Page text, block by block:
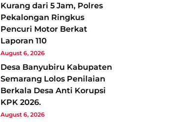
Kurang dari 5 Jam, Polres
Pekalongan Ringkus
Pencuri Motor Berkat
Laporan 110
August 6, 2026
Desa Banyubiru Kabupaten
Semarang Lolos Penilaian
Berkala Desa Anti Korupsi
KPK 2026.
August 6, 2026